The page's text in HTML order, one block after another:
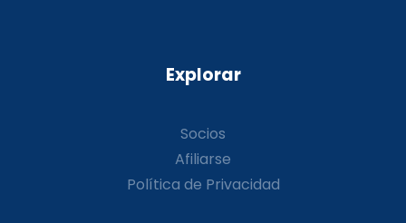
Explorar
Socios
Afiliarse
Política de Privacidad